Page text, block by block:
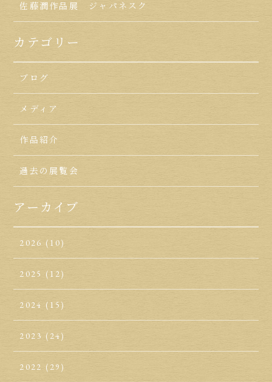
佐藤潤作品展 ジャパネスク
カテゴリー
ブログ
メディア
作品紹介
過去の展覧会
アーカイブ
2026 (10)
2025 (12)
2024 (15)
2023 (24)
2022 (29)